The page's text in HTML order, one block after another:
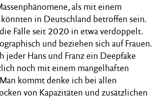
als mit einem
in Deutschland betroffen sein.
Fälle seit 2020 in etwa verdoppelt.
und beziehen sich auf Frauen.
jeder Hans und Franz ein Deepfake
noch mit einem mangelhaften
kommt denke ich bei allen
von Kapazitäten und zusätzlichen